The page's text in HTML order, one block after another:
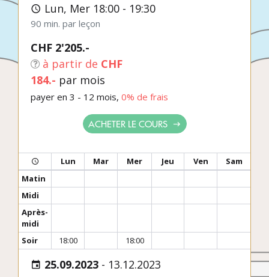
Lun, Mer 18:00 - 19:30
90 min. par leçon
CHF 2'205.-
à partir de CHF
184.- par mois
payer en 3 - 12 mois, 0% de frais
ACHETER LE COURS
Lun Mar Mer Jeu Ven
Sam
Matin
Midi
Après-
midi
Soir
18:00 18:00
25.09.2023 - 13.12.2023